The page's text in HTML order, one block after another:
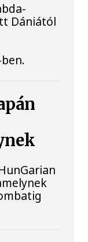
Dániától